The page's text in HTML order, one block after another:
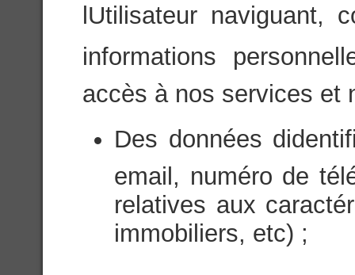
lUtilisateur
informations
accès à nos services et
Des données
email, numéro de
relatives aux
immobiliers, etc) ;